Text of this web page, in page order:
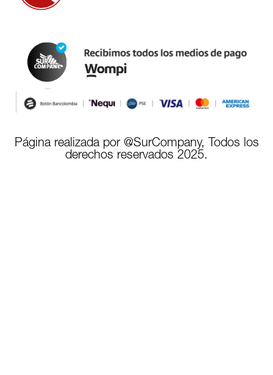
Página realizada por @SurCompany, Todos los
derechos reservados 2025.